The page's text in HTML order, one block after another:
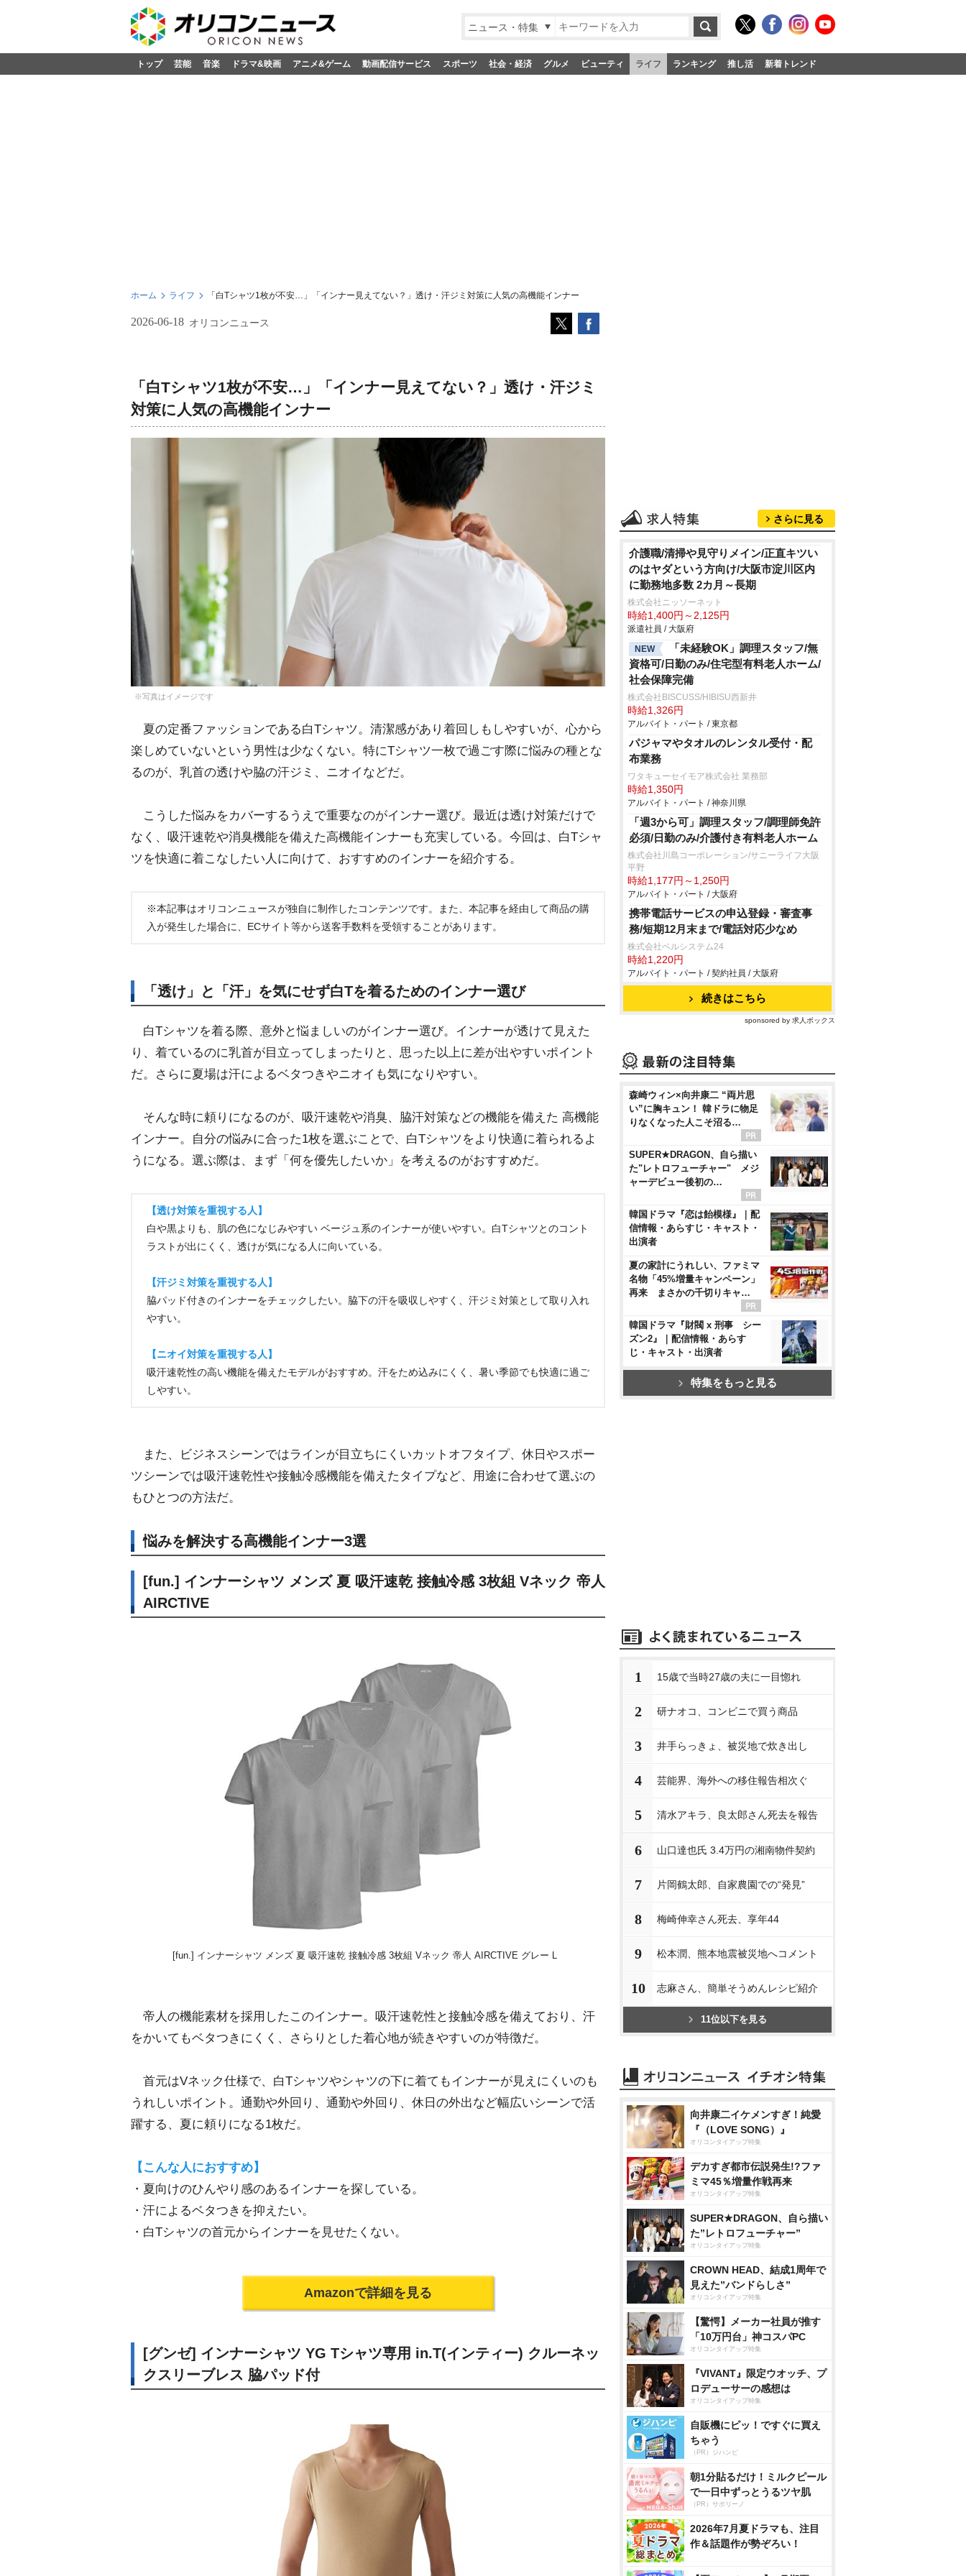
ニュース・特集
トップ 芸能 音楽 ドラマ&映画 アニメ&ゲーム 動画配信サービス スポーツ 社会・経済 グルメ ビューティ ライフ ランキング 推し活 新着トレンド
ホーム ライフ 「白Tシャツ1枚が不安…」「インナー見えてない？」透け・汗ジミ対策に人気の高機能インナー
2026-06-18 オリコンニュース
「白Tシャツ1枚が不安…」「インナー見えてない？」透け・汗ジミ
対策に人気の高機能インナー
※写真はイメージです
夏の定番ファッションである白Tシャツ。清潔感があり着回しもしやすいが、心から
楽しめていないという男性は少なくない。特にTシャツ一枚で過ごす際に悩みの種とな
るのが、乳首の透けや脇の汗ジミ、ニオイなどだ。
こうした悩みをカバーするうえで重要なのがインナー選び。最近は透け対策だけで
なく、吸汗速乾や消臭機能を備えた高機能インナーも充実している。今回は、白Tシャ
ツを快適に着こなしたい人に向けて、おすすめのインナーを紹介する。
※本記事はオリコンニュースが独自に制作したコンテンツです。また、本記事を経由して商品の購
入が発生した場合に、ECサイト等から送客手数料を受領することがあります。
「透け」と「汗」を気にせず白Tを着るためのインナー選び
白Tシャツを着る際、意外と悩ましいのがインナー選び。インナーが透けて見えた
り、着ているのに乳首が目立ってしまったりと、思った以上に差が出やすいポイント
だ。さらに夏場は汗によるベタつきやニオイも気になりやすい。
そんな時に頼りになるのが、吸汗速乾や消臭、脇汗対策などの機能を備えた 高機能
インナー。自分の悩みに合った1枚を選ぶことで、白Tシャツをより快適に着られるよ
うになる。選ぶ際は、まず「何を優先したいか」を考えるのがおすすめだ。
【透け対策を重視する人】
白や黒よりも、肌の色になじみやすい ベージュ系のインナーが使いやすい。白Tシャツとのコント
ラストが出にくく、透けが気になる人に向いている。
【汗ジミ対策を重視する人】
脇パッド付きのインナーをチェックしたい。脇下の汗を吸収しやすく、汗ジミ対策として取り入れ
すい。
【ニオイ対策を重視する人】
吸汗速乾性の高い機能を備えたモデルがおすすめ。汗をため込みにくく、暑い季節でも快適に過ご
しやすい。
また、ビジネスシーンではラインが目立ちにくいカットオフタイプ、休日やスポー
ツシーンでは吸汗速乾性や接触冷感機能を備えたタイプなど、用途に合わせて選ぶの
もひとつの方法だ。
悩みを解決する高機能インナー3選
[fun.] インナーシャツ メンズ 夏 吸汗速乾 接触冷感 3枚組 Vネック 帝人
AIRCTIVE
[fun.] インナーシャツ メンズ 夏 吸汗速乾 接触冷感 3枚組 Vネック 帝人 AIRCTIVE グレー L
帝人の機能素材を採用したこのインナー。吸汗速乾性と接触冷感を備えており、汗
をかいてもベタつきにくく、さらりとした着心地が続きやすいのが特徴だ。
首元はVネック仕様で、白Tシャツやシャツの下に着てもインナーが見えにくいのも
うれしいポイント。通勤や外回り、通勤や外回り、休日の外出など幅広いシーンで活
躍する、夏に頼りになる1枚だ。
【こんな人におすすめ】
・夏向けのひんやり感のあるインナーを探している。
・汗によるベタつきを抑えたい。
・白Tシャツの首元からインナーを見せたくない。
Amazonで詳細を見る
[グンゼ] インナーシャツ YG Tシャツ専用 in.T(インティー) クルーネッ
クスリーブレス 脇パッド付
さらに見る
介護職/清掃や見守りメイン/正直キツい
のはヤダという方向け/大阪市淀川区内
に勤務地多数 2カ月～長期
株式会社ニッソーネット
時給1,400円～2,125円
派遣社員 / 大阪府
NEW
「未経験OK」調理スタッフ/無
資格可/日勤のみ/住宅型有料老人ホーム/
社会保障完備
株式会社BISCUSS/HIBISU西新井
時給1,326円
アルバイト・パート / 東京都
パジャマやタオルのレンタル受付・配
布業務
ワタキューセイモア株式会社 業務部
時給1,350円
アルバイト・パート / 神奈川県
「週3から可」調理スタッフ/調理師免許
必須/日勤のみ/介護付き有料老人ホーム
株式会社川島コーポレーション/サニーライフ大阪
平野
時給1,177円～1,250円
アルバイト・パート / 大阪府
携帯電話サービスの申込登録・審査事
務/短期12月末まで/電話対応少なめ
株式会社ベルシステム24
時給1,220円
アルバイト・パート / 契約社員 / 大阪府
続きはこちら
sponsored by 求人ボックス
森崎ウィン×向井康二 “両片思
い”に胸キュン！ 韓ドラに物足
りなくなった人こそ沼る…
SUPER★DRAGON、自ら描い
た"レトロフューチャー" メジ
ャーデビュー後初の…
韓国ドラマ『恋は飴模様』｜配
信情報・あらすじ・キャスト・
出演者
夏の家計にうれしい、ファミマ
名物「45%増量キャンペーン」
再来 まさかの千切りキャ…
韓国ドラマ『財閥 x 刑事 シー
ズン2』｜配信情報・あらす
じ・キャスト・出演者
特集をもっと見る
1 15歳で当時27歳の夫に一目惚れ
2 研ナオコ、コンビニで買う商品
3 井手らっきょ、被災地で炊き出し
4 芸能界、海外への移住報告相次ぐ
5 清水アキラ、良太郎さん死去を報告
6 山口達也氏 3.4万円の湘南物件契約
7 片岡鶴太郎、自家農園での“発見”
8 梅崎伸幸さん死去、享年44
9 松本潤、熊本地震被災地へコメント
10 志麻さん、簡単そうめんレシピ紹介
11位以下を見る
向井康二イケメンすぎ！純愛
『（LOVE SONG）』
オリコンタイアップ特集
デカすぎ都市伝説発生!?ファ
ミマ45％増量作戦再来
オリコンタイアップ特集
SUPER★DRAGON、自ら描い
た”レトロフューチャー”
オリコンタイアップ特集
CROWN HEAD、結成1周年で
見えた”バンドらしさ”
オリコンタイアップ特集
【驚愕】メーカー社員が推す
「10万円台」神コスパPC
オリコンタイアップ特集
『VIVANT』限定ウオッチ、プ
ロデューサーの感想は
オリコンタイアップ特集
自販機にピッ！ですぐに買え
ちゃう
（PR）ジハンピ
朝1分貼るだけ！ミルクピール
で一日中ずっとうるツヤ肌
（PR）サボリーノ
2026年7月夏ドラマも、注目
作＆話題作が勢ぞろい！